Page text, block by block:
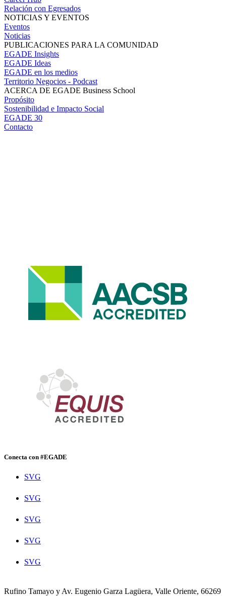
Relación con Egresados
NOTICIAS Y EVENTOS
Eventos
Noticias
PUBLICACIONES PARA LA COMUNIDAD
EGADE Insights
EGADE Ideas
EGADE en los medios
Territorio Negocios - Podcast
ACERCA DE EGADE Business School
Propósito
Sostenibilidad e Impacto Social
EGADE 30
Contacto
Conecta con #EGADE
SVG
SVG
SVG
SVG
SVG
Rufino Tamayo y Av. Eugenio Garza Lagüera, Valle Oriente, 66269